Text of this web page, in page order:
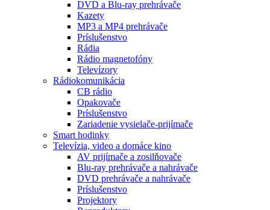
DVD a Blu-ray prehrávače
Kazety
MP3 a MP4 prehrávače
Príslušenstvo
Rádia
Rádio magnetofóny
Televízory
Rádiokomunikácia
CB rádio
Opakovače
Príslušenstvo
Zariadenie vysielače-prijímače
Smart hodinky
Televízia, video a domáce kino
AV prijímače a zosilňovače
Blu-ray prehrávače a nahrávače
DVD prehrávače a nahrávače
Príslušenstvo
Projektory